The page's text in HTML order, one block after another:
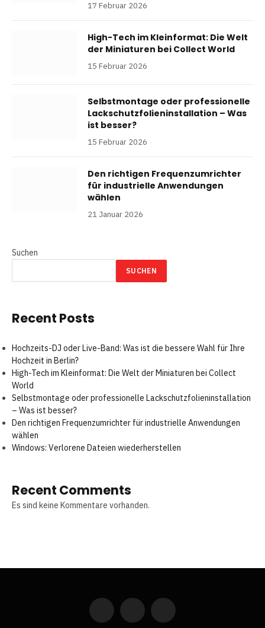
17 Februar 2026
High-Tech im Kleinformat: Die Welt
der Miniaturen bei Collect World
15 Februar 2026
Selbstmontage oder professionelle
Lackschutzfolieninstallation – Was
ist besser?
15 Februar 2026
Den richtigen Frequenzumrichter
für industrielle Anwendungen
wählen
21 Januar 2026
Suchen
SUCHEN
Recent Posts
Hochzeits-DJ oder Live-Band: Was ist die bessere Wahl für Ihre
Hochzeit in Berlin?
High-Tech im Kleinformat: Die Welt der Miniaturen bei Collect
World
Selbstmontage oder professionelle Lackschutzfolieninstallation
– Was ist besser?
Den richtigen Frequenzumrichter für industrielle Anwendungen
wählen
Windows: Verlorene Dateien wiederherstellen
Recent Comments
Es sind keine Kommentare vorhanden.
Facebook LinkedIn